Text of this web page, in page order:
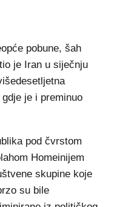
pobune, šah
je Iran u siječnju
je i preminuo
pod čvrstom
Homeinijem
skupine koje
su bile
iz političkog